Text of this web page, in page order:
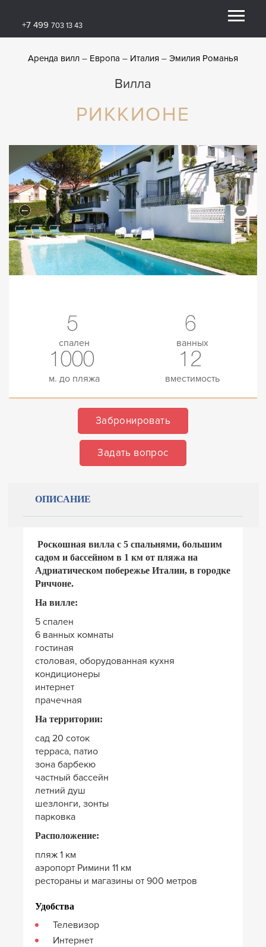
+7 499 703 13 43
Аренда вилл Европа Италия Эмилия Романья
Вилла
РИККИОНЕ
5
спален
6
ванных
1000
м. до пляжа
12
вместимость
Забронировать
Задать вопрос
ОПИСАНИЕ
Роскошная вилла с 5 спальнями, большим
садом и бассейном в 1 км от пляжа на
Адриатическом побережье Италии, в городке
Риччоне.
На вилле:
5 спален
6 ванных комнаты
гостиная
столовая, оборудованная кухня
кондиционеры
интернет
прачечная
На территории:
сад 20 соток
терраса, патио
зона барбекю
частный бассейн
летний душ
шезлонги, зонты
парковка
Расположение:
пляж 1 км
аэропорт Римини 11 км
рестораны и магазины от 900 метров
Удобства
Телевизор
Интернет